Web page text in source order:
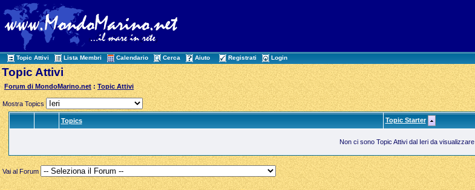
Topic Attivi Lista Membri Calendario Cerca Aiuto Registrati Login
Topic Attivi
Forum di MondoMarino.net :Topic Attivi
Mostra Topics
Topics Topic Starter
Non ci sono Topic Attivi dal Ieri da visualizzare
Vai al Forum